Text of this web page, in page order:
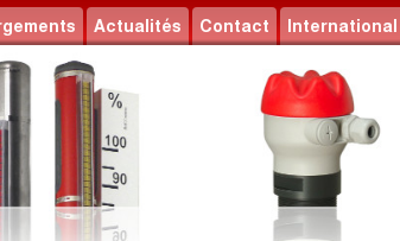
Actualités Contact International